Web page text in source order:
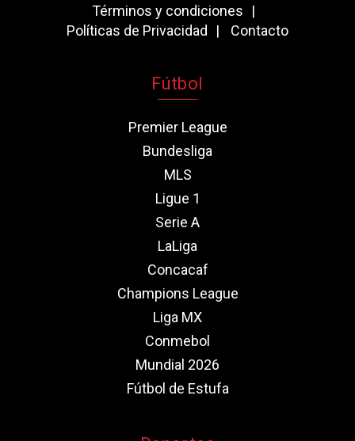
Términos y condiciones
Políticas de Privacidad
Contacto
Fútbol
Premier League
Bundesliga
MLS
Ligue 1
Serie A
LaLiga
Concacaf
Champions League
Liga MX
Conmebol
Mundial 2026
Fútbol de Estufa